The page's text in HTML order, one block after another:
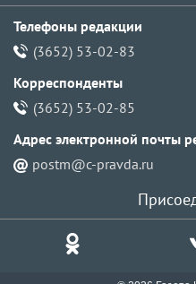
Телефоны редакции
(3652) 53-02-83
Корреспонденты
(3652) 53-02-85
Адрес электронной почты
postm@c-pravda.ru